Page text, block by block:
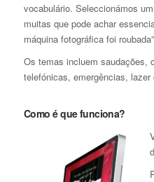
vocabulário. Seleccionámos
muitas que pode achar
máquina fotográfica foi
Os temas incluem saudações,
telefónicas, emergências,
Como é que funciona?